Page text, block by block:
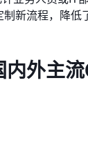
新流程，降低
外主